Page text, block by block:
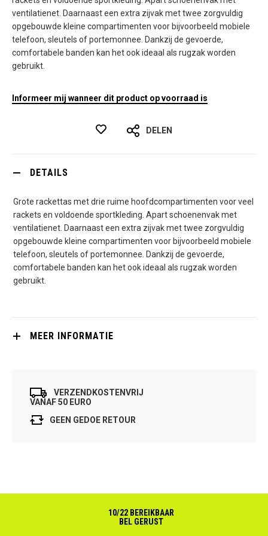
ventilatienet. Daarnaast een extra zijvak met twee zorgvuldig
opgebouwde kleine compartimenten voor bijvoorbeeld mobiele
telefoon, sleutels of portemonnee. Dankzij de gevoerde,
comfortabele banden kan het ook ideaal als rugzak worden
gebruikt.
Informeer mij wanneer dit product op voorraad is
DELEN
DETAILS
Grote rackettas met drie ruime hoofdcompartimenten voor veel
rackets en voldoende sportkleding. Apart schoenenvak met
ventilatienet. Daarnaast een extra zijvak met twee zorgvuldig
opgebouwde kleine compartimenten voor bijvoorbeeld mobiele
telefoon, sleutels of portemonnee. Dankzij de gevoerde,
comfortabele banden kan het ook ideaal als rugzak worden
gebruikt.
MEER INFORMATIE
VERZENDKOSTENVRIJ
VANAF 50 EURO
GEEN GEDOE RETOUR
10/22 BEREIKBAAR
BEL GERUST